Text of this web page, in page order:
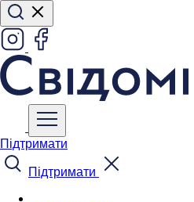
Підтримати
Підтримати